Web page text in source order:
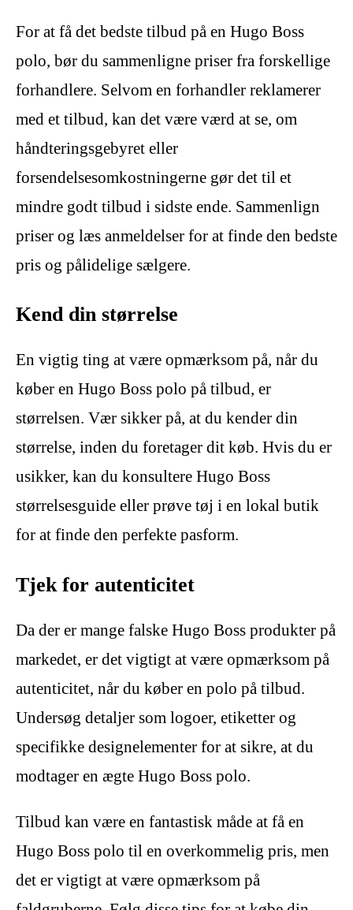
For at få det bedste tilbud på en Hugo Boss
polo, bør du sammenligne priser fra forskellige
forhandlere. Selvom en forhandler reklamerer
med et tilbud, kan det være værd at se, om
håndteringsgebyret eller
forsendelsesomkostningerne gør det til et
mindre godt tilbud i sidste ende. Sammenlign
priser og læs anmeldelser for at finde den bedste
pris og pålidelige sælgere.
Kend din størrelse
En vigtig ting at være opmærksom på, når du
køber en Hugo Boss polo på tilbud, er
størrelsen. Vær sikker på, at du kender din
størrelse, inden du foretager dit køb. Hvis du er
usikker, kan du konsultere Hugo Boss
størrelsesguide eller prøve tøj i en lokal butik
for at finde den perfekte pasform.
Tjek for autenticitet
Da der er mange falske Hugo Boss produkter på
markedet, er det vigtigt at være opmærksom på
autenticitet, når du køber en polo på tilbud.
Undersøg detaljer som logoer, etiketter og
specifikke designelementer for at sikre, at du
modtager en ægte Hugo Boss polo.
Tilbud kan være en fantastisk måde at få en
Hugo Boss polo til en overkommelig pris, men
det er vigtigt at være opmærksom på